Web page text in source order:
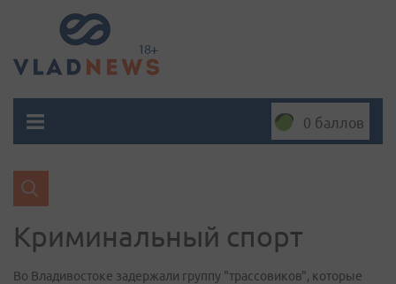
0 баллов
Криминальный спорт
Во Владивостоке задержали группу "трассовиков", которые